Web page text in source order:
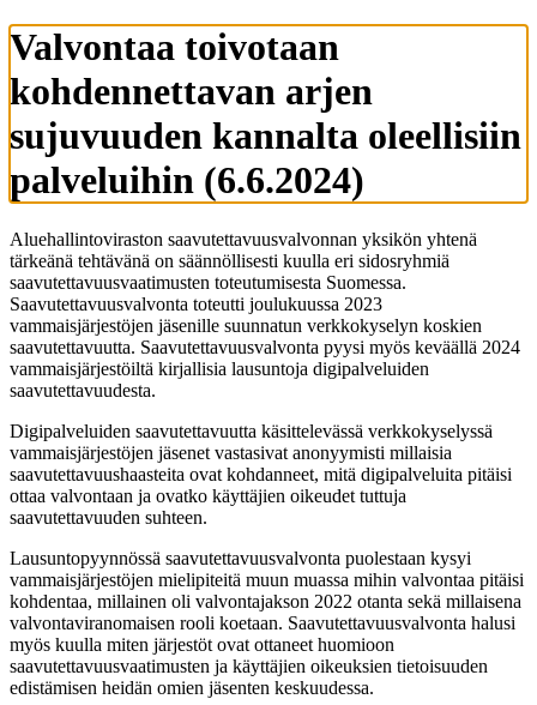
Valvontaa toivotaan
kohdennettavan arjen
sujuvuuden kannalta oleellisiin
palveluihin (6.6.2024)
Aluehallintoviraston saavutettavuusvalvonnan yksikön yhtenä
tärkeänä tehtävänä on säännöllisesti kuulla eri sidosryhmiä
saavutettavuusvaatimusten toteutumisesta Suomessa.
Saavutettavuusvalvonta toteutti joulukuussa 2023
vammaisjärjestöjen jäsenille suunnatun verkkokyselyn koskien
saavutettavuutta. Saavutettavuusvalvonta pyysi myös keväällä 2024
vammaisjärjestöiltä kirjallisia lausuntoja digipalveluiden
saavutettavuudesta.
Digipalveluiden saavutettavuutta käsittelevässä verkkokyselyssä
vammaisjärjestöjen jäsenet vastasivat anonyymisti millaisia
saavutettavuushaasteita ovat kohdanneet, mitä digipalveluita pitäisi
ottaa valvontaan ja ovatko käyttäjien oikeudet tuttuja
saavutettavuuden suhteen.
Lausuntopyynnössä saavutettavuusvalvonta puolestaan kysyi
vammaisjärjestöjen mielipiteitä muun muassa mihin valvontaa pitäisi
kohdentaa, millainen oli valvontajakson 2022 otanta sekä millaisena
valvontaviranomaisen rooli koetaan. Saavutettavuusvalvonta halusi
myös kuulla miten järjestöt ovat ottaneet huomioon
saavutettavuusvaatimusten ja käyttäjien oikeuksien tietoisuuden
edistämisen heidän omien jäsenten keskuudessa.